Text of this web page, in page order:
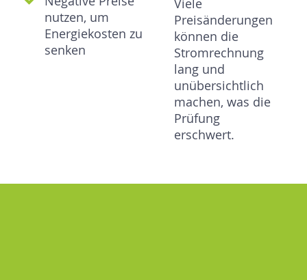
nutzen, um
Energiekosten zu
senken
Preisänderungen
können die
Stromrechnung
lang und
unübersichtlich
machen, was die
Prüfung
erschwert.